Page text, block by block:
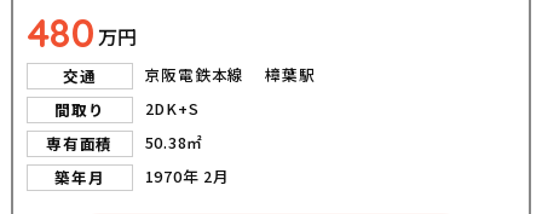
480万円
交通
京阪電鉄本線 樟葉駅
間取り
2DK+S
専有面積
50.38㎡
築年月
1970年 2月